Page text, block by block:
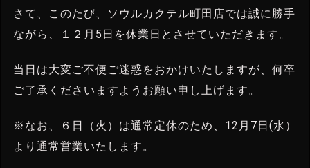
さて、このたび、ソウルカクテル町田店では誠に勝手
ながら、１２月5日を休業日とさせていただきます。
当日は大変ご不便ご迷惑をおかけいたしますが、何卒
ご了承くださいますようお願い申し上げます。
※なお、６日（火）は通常定休のため、12月7日(水）
より通常営業いたします。